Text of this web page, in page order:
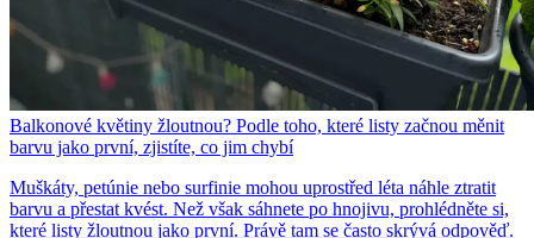
Balkonové květiny žloutnou? Podle toho, které listy začnou měnit
barvu jako první, zjistíte, co jim chybí
Muškáty, petúnie nebo surfinie mohou uprostřed léta náhle ztratit
barvu a přestat kvést. Než však sáhnete po hnojivu, prohlédněte si,
které listy žloutnou jako první. Právě tam se často skrývá odpověď.